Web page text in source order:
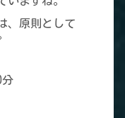
、原則として